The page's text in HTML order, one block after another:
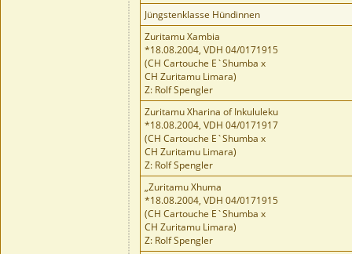
Jüngstenklasse Hündinnen
Zuritamu Xambia
*18.08.2004, VDH 04/0171915
(CH Cartouche E`Shumba x
CH Zuritamu Limara)
Z: Rolf Spengler
Zuritamu Xharina of Inkululeku
*18.08.2004, VDH 04/0171917
(CH Cartouche E`Shumba x
CH Zuritamu Limara)
Z: Rolf Spengler
„Zuritamu Xhuma
*18.08.2004, VDH 04/0171915
(CH Cartouche E`Shumba x
CH Zuritamu Limara)
Z: Rolf Spengler